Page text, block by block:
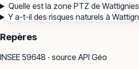
Quelle est la zone PTZ de
Y a-t-il des risques naturels à
Repères
INSEE 59648 · source API Géo